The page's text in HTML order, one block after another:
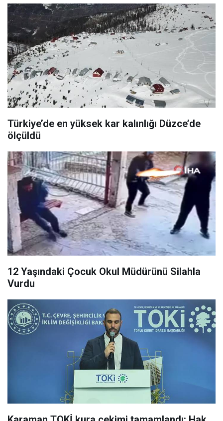
Türkiye’de en yüksek kar kalınlığı Düzce’de
ölçüldü
12 Yaşındaki Çocuk Okul Müdürünü Silahla
Vurdu